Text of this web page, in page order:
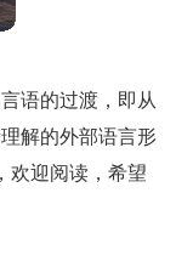
语的过渡，即从
解的外部语言形
欢迎阅读，希望